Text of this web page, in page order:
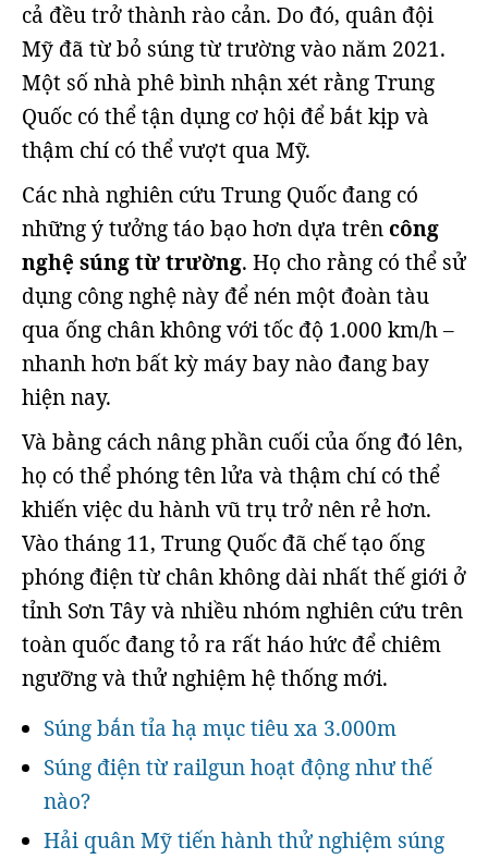
cả đều trở thành rào cản. Do đó, quân đội
Mỹ đã từ bỏ súng từ trường vào năm 2021.
Một số nhà phê bình nhận xét rằng Trung
Quốc có thể tận dụng cơ hội để bắt kịp và
thậm chí có thể vượt qua Mỹ.
Các nhà nghiên cứu Trung Quốc đang có
những ý tưởng táo bạo hơn dựa trên công
nghệ súng từ trường. Họ cho rằng có thể sử
dụng công nghệ này để nén một đoàn tàu
qua ống chân không với tốc độ 1.000 km/h –
nhanh hơn bất kỳ máy bay nào đang bay
hiện nay.
Và bằng cách nâng phần cuối của ống đó lên,
họ có thể phóng tên lửa và thậm chí có thể
khiến việc du hành vũ trụ trở nên rẻ hơn.
Vào tháng 11, Trung Quốc đã chế tạo ống
phóng điện từ chân không dài nhất thế giới ở
tỉnh Sơn Tây và nhiều nhóm nghiên cứu trên
toàn quốc đang tỏ ra rất háo hức để chiêm
ngưỡng và thử nghiệm hệ thống mới.
Súng bắn tỉa hạ mục tiêu xa 3.000m
Súng điện từ railgun hoạt động như thế
nào?
Hải quân Mỹ tiến hành thử nghiệm súng